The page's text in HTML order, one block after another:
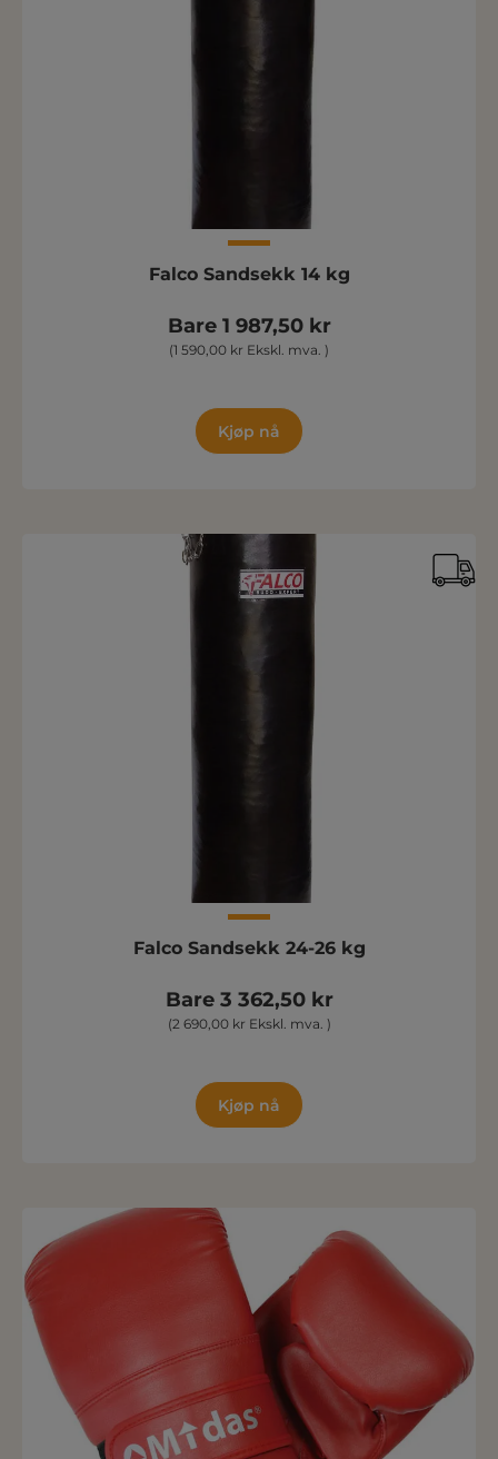
Falco Sandsekk 14 kg
Bare 1 987,50 kr
(1 590,00 kr Ekskl. mva. )
Kjøp nå
Falco Sandsekk 24-26 kg
Bare 3 362,50 kr
(2 690,00 kr Ekskl. mva. )
Kjøp nå